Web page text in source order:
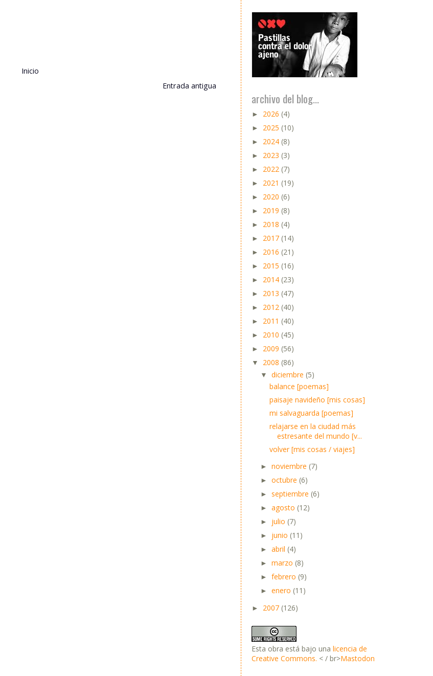
Entrada antigua
Inicio
archivo del blog...
► 2026 (4)
► 2025 (10)
► 2024 (8)
► 2023 (3)
► 2022 (7)
► 2021 (19)
► 2020 (6)
► 2019 (8)
► 2018 (4)
► 2017 (14)
► 2016 (21)
► 2015 (16)
► 2014 (23)
► 2013 (47)
► 2012 (40)
► 2011 (40)
► 2010 (45)
► 2009 (56)
▼ 2008 (86)
▼ diciembre (5)
balance [poemas]
paisaje navideño [mis cosas]
mi salvaguarda [poemas]
relajarse en la ciudad más
estresante del mundo [v...
volver [mis cosas / viajes]
► noviembre (7)
► octubre (6)
► septiembre (6)
► agosto (12)
► julio (7)
► junio (11)
► abril (4)
► marzo (8)
► febrero (9)
► enero (11)
► 2007 (126)
Esta obra está bajo una licencia de
Creative Commons. < / br>Mastodon